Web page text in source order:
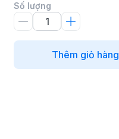
Số lượng
Thêm giỏ hàng